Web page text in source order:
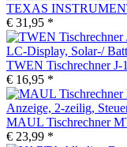
TEXAS
€ 31,95 *
TWEN Tischrechner J-
€ 16,95 *
MAUL Tischrechner
€ 23,99 *